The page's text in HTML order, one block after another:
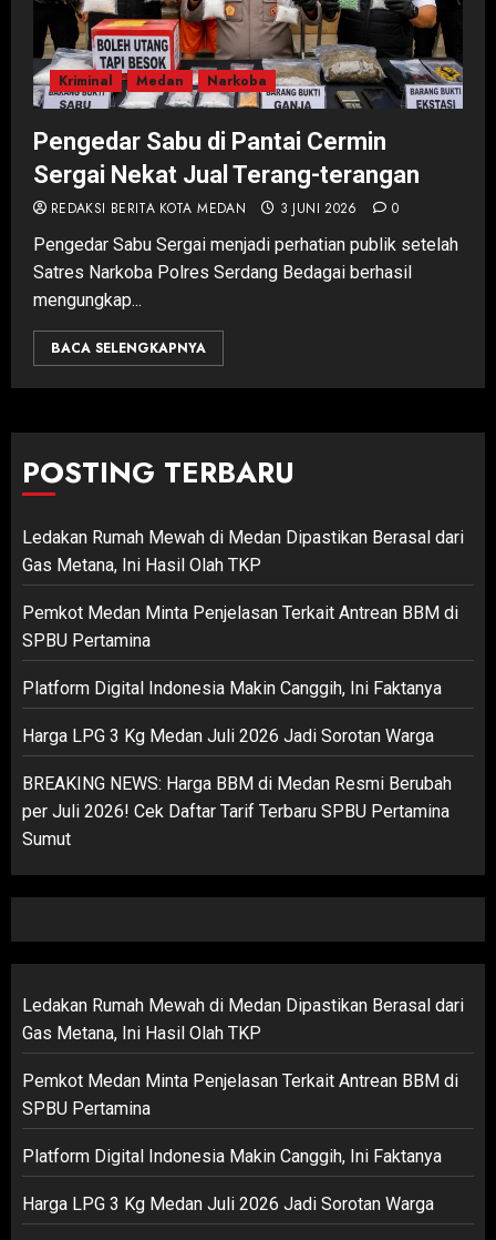
Kriminal Medan Narkoba
Pengedar Sabu di Pantai Cermin
Sergai Nekat Jual Terang-terangan
REDAKSI BERITA KOTA MEDAN 3 JUNI 2026 0
Pengedar Sabu Sergai menjadi perhatian publik setelah
Satres Narkoba Polres Serdang Bedagai berhasil
mengungkap...
BACA SELENGKAPNYA
POSTING TERBARU
Ledakan Rumah Mewah di Medan Dipastikan Berasal dari
Gas Metana, Ini Hasil Olah TKP
Pemkot Medan Minta Penjelasan Terkait Antrean BBM di
SPBU Pertamina
Platform Digital Indonesia Makin Canggih, Ini Faktanya
Harga LPG 3 Kg Medan Juli 2026 Jadi Sorotan Warga
BREAKING NEWS: Harga BBM di Medan Resmi Berubah
per Juli 2026! Cek Daftar Tarif Terbaru SPBU Pertamina
Sumut
Ledakan Rumah Mewah di Medan Dipastikan Berasal dari
Gas Metana, Ini Hasil Olah TKP
Pemkot Medan Minta Penjelasan Terkait Antrean BBM di
SPBU Pertamina
Platform Digital Indonesia Makin Canggih, Ini Faktanya
Harga LPG 3 Kg Medan Juli 2026 Jadi Sorotan Warga